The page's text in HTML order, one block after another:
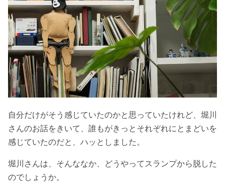
自分だけがそう感じていたのかと思っていたけれど、堀川
さんのお話をきいて、誰もがきっとそれぞれにとまどいを
感じていたのだと、ハッとしました。
堀川さんは、そんななか、どうやってスランプから脱した
のでしょうか。